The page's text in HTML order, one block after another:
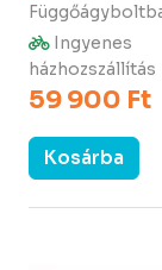
Ingyenes
házhozszállítás
59 900 Ft
Kosárba